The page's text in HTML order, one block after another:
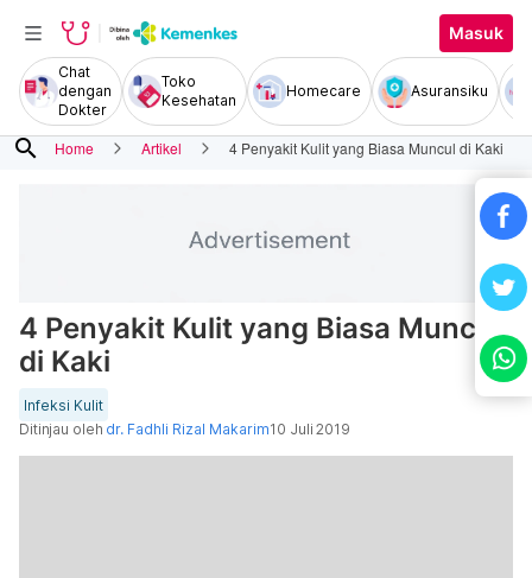
Masuk
Chat
dengan
Dokter
Toko
Kesehatan
Homecare Asuransiku
search Home Artikel 4 Penyakit Kulit yang Biasa Muncul di Kaki
4 Penyakit Kulit yang Biasa Muncul
di Kaki
Infeksi Kulit
Ditinjau oleh dr. Fadhli Rizal Makarim10 Juli 2019